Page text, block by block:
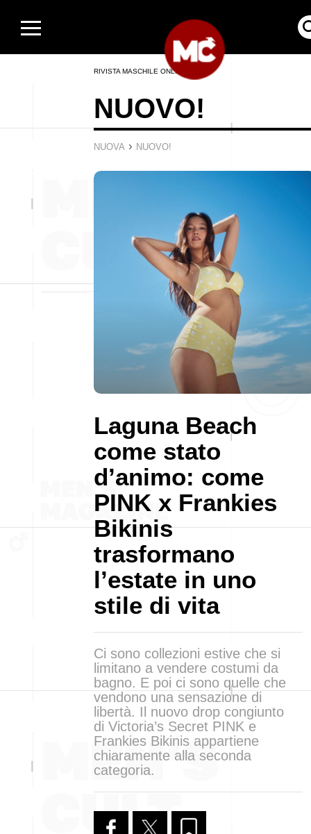
RIVISTA MASCHILE ONLINE
NUOVO!
NUOVA › NUOVO!
Laguna Beach
come stato
d’animo: come
PINK x Frankies
Bikinis
trasformano
l’estate in uno
stile di vita
Ci sono collezioni estive che si
limitano a vendere costumi da
bagno. E poi ci sono quelle che
vendono una sensazione di
libertà. Il nuovo drop congiunto
di Victoria’s Secret PINK e
Frankies Bikinis appartiene
chiaramente alla seconda
categoria.